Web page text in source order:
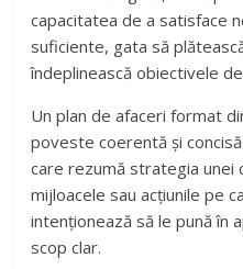
capacitatea de a satisface
suficiente, gata să
îndeplinească obiectivele
Un plan de afaceri format
poveste coerentă și
care rezumă strategia unei
mijloacele sau acțiunile pe
intenționează să le pună în
scop clar.